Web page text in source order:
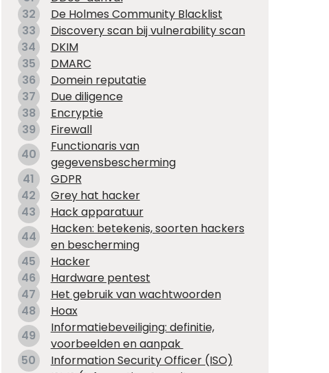
32
De Holmes Community Blacklist
33
Discovery scan bij vulnerability scan
34
DKIM
35
DMARC
36
Domein reputatie
37
Due diligence
38
Encryptie
39
Firewall
40
Functionaris van
gegevensbescherming
41
GDPR
42
Grey hat hacker
43
Hack apparatuur
44
Hacken: betekenis, soorten hackers
en bescherming
45
Hacker
46
Hardware pentest
47
Het gebruik van wachtwoorden
48
Hoax
49
Informatiebeveiliging: definitie,
voorbeelden en aanpak
50
Information Security Officer (ISO)